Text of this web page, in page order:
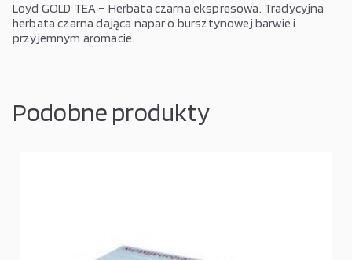
Loyd GOLD TEA – Herbata czarna ekspresowa. Tradycyjna
herbata czarna dająca napar o bursztynowej barwie i
przyjemnym aromacie.
Podobne produkty